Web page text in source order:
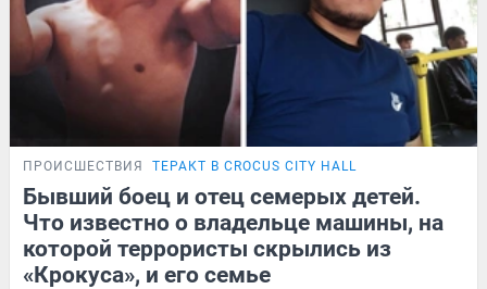
ПРОИСШЕСТВИЯ ТЕРАКТ В CROCUS CITY HALL
Бывший боец и отец семерых детей.
Что известно о владельце машины, на
которой террористы скрылись из
«Крокуса», и его семье